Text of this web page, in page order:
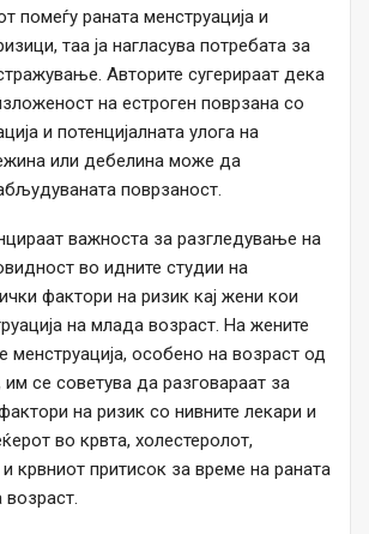
помеѓу раната менструација и
таа ја нагласува потребата за
Авторите сугерираат дека
на естроген поврзана со
и потенцијалната улога на
или дебелина може да
поврзаност.
важноста за разгледување на
во идните студии на
фактори на ризик кај жени кои
на млада возраст. На жените
менструација, особено на возраст од
се советува да разговараат за
на ризик со нивните лекари и
во крвта, холестеролот,
крвниот притисок за време на раната